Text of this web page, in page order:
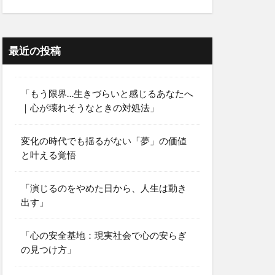
最近の投稿
「もう限界…生きづらいと感じるあなたへ
｜心が壊れそうなときの対処法」
変化の時代でも揺るがない「夢」の価値
と叶える覚悟
「演じるのをやめた日から、人生は動き
出す」
「心の安全基地：現実社会で心の安らぎ
の見つけ方」